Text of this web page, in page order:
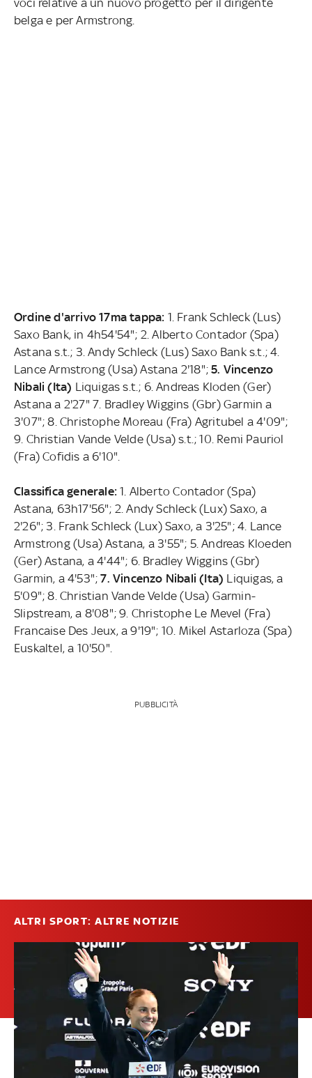
belga e per Armstrong.
Ordine d'arrivo 17ma tappa: 1. Frank Schleck (Lus)
Saxo Bank, in 4h54'54"; 2. Alberto Contador (Spa)
Astana s.t.; 3. Andy Schleck (Lus) Saxo Bank s.t.; 4.
Lance Armstrong (Usa) Astana 2'18";5. Vincenzo
Nibali (Ita) Liquigas s.t.; 6. Andreas Kloden (Ger)
Astana a 2'27" 7. Bradley Wiggins (Gbr) Garmin a
3'07"; 8. Christophe Moreau (Fra) Agritubel a 4'09";
9. Christian Vande Velde (Usa) s.t.; 10. Remi Pauriol
(Fra) Cofidis a 6'10".
Classifica generale:1. Alberto Contador (Spa)
Astana, 63h17'56"; 2. Andy Schleck (Lux) Saxo, a
2'26"; 3. Frank Schleck (Lux) Saxo, a 3'25"; 4. Lance
Armstrong (Usa) Astana, a 3'55"; 5. Andreas Kloeden
(Ger) Astana, a 4'44"; 6. Bradley Wiggins (Gbr)
Garmin, a 4'53";7. Vincenzo Nibali (Ita) Liquigas, a
5'09"; 8. Christian Vande Velde (Usa) Garmin-
Slipstream, a 8'08"; 9. Christophe Le Mevel (Fra)
Francaise Des Jeux, a 9'19"; 10. Mikel Astarloza (Spa)
Euskaltel, a 10'50".
PUBBLICITÀ
ALTRI SPORT: ALTRE NOTIZIE